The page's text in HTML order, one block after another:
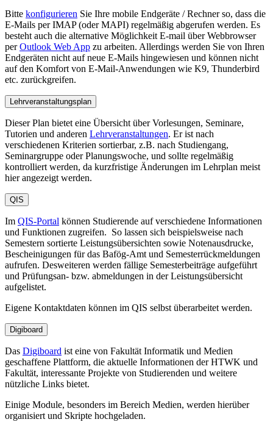
Bitte konfigurieren Sie Ihre mobile Endgeräte / Rechner so, dass die
E-Mails per IMAP (oder MAPI) regelmäßig abgerufen werden. Es
besteht auch die alternative Möglichkeit E-mail über Webbrowser
perOutlook Web App zu arbeiten. Allerdings werden Sie von Ihren
Endgeräten nicht auf neue E-Mails hingewiesen und können nicht
auf den Komfort von E-Mail-Anwendungen wie K9, Thunderbird
etc. zurückgreifen.
Lehrveranstaltungsplan
Dieser Plan bietet eine Übersicht über Vorlesungen, Seminare,
Tutorien und anderen Lehrveranstaltungen. Er ist nach
verschiedenen Kriterien sortierbar, z.B. nach Studiengang,
Seminargruppe oder Planungswoche, und sollte regelmäßig
kontrolliert werden, da kurzfristige Änderungen im Lehrplan meist
hier angezeigt werden.
QIS
Im QIS-Portal können Studierende auf verschiedene Informationen
und Funktionen zugreifen. So lassen sich beispielsweise nach
Semestern sortierte Leistungsübersichten sowie Notenausdrucke,
Bescheinigungen für das Bafög-Amt und Semesterrückmeldungen
aufrufen. Desweiteren werden fällige Semesterbeiträge aufgeführt
und Prüfungsan- bzw. abmeldungen in der Leistungsübersicht
aufgelistet.
Eigene Kontaktdaten können im QIS selbst überarbeitet werden.
Digiboard
Das Digiboard ist eine von Fakultät Informatik und Medien
geschaffene Plattform, die aktuelle Informationen der HTWK und
Fakultät, interessante Projekte von Studierenden und weitere
nützliche Links bietet.
Einige Module, besonders im Bereich Medien, werden hierüber
organisiert und Skripte hochgeladen.